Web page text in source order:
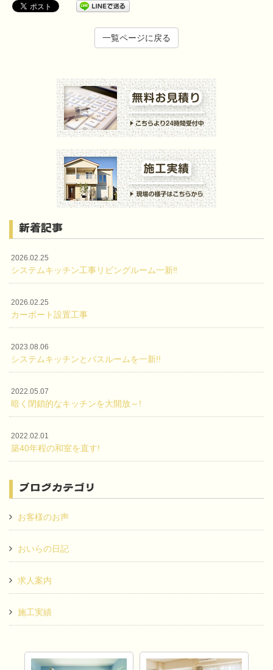
一覧ページに戻る
新着記事
2026.02.25
システムキッチン工事リビングルーム一新‼
2026.02.25
カーポート設置工事
2023.08.06
システムキッチンとバスルームを一新!!
2022.05.07
暗く閉鎖的なキッチンを大開放～!
2022.02.01
築40年程の和室を直す!
ブログカテゴリ
お客様のお声
おいらの日記
求人案内
施工実績